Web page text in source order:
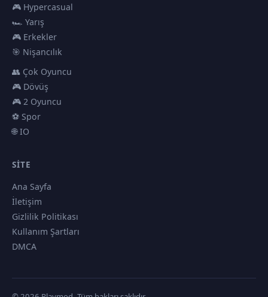
🎮 Hypercasual
🏎️ Yarış
🎮 Erkekler
🎯 Nişancılık
👥 Çok Oyuncu
🎮 Dövüş
🎮 2 Oyuncu
⚽ Spor
🌐 IO
SITE
Ana Sayfa
İletişim
Gizlilik Politikası
Kullanım Şartları
DMCA